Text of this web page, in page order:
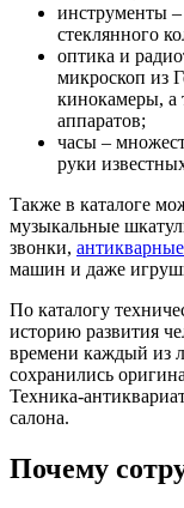
инструменты –
стеклянного
оптика и
микроскоп из
кинокамеры, а
аппаратов;
часы –
руки
Также в каталоге
музыкальные
звонки,
машин и даже
По каталогу
историю развития
времени каждый из
сохранились
Техника-
салона.
Почему